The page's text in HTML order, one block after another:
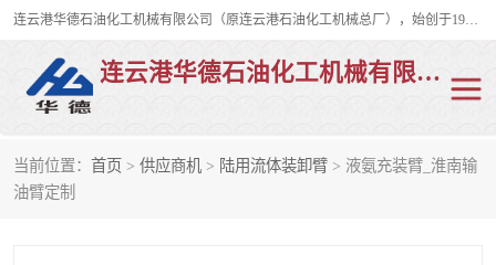
连云港华德石油化工机械有限公司（原连云港石油化工机械总厂），始创于1982年，是从事码头船用流体装卸臂、陆用流体装卸臂（鹤管）、活动梯、钢构平台、定量装车系统等全系列流体装卸设备的设计、制造、销售以及服务的专业供应商。
连云港华德石油化工机械有限公司
当前位置： 首页 > 供应商机 > 陆用流体装卸臂 > 液氨充装臂_淮南输
油臂定制
陆用流体装卸臂